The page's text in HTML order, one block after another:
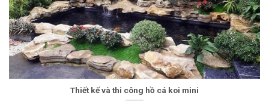
Thiết kế và thi công hồ cá koi mini